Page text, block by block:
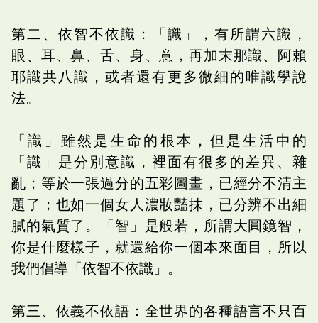
第二、依智不依識：「識」，有所謂六識，
眼、耳、鼻、舌、身、意，再加末那識、阿賴
耶識共八識，或者還有更多微細的唯識學說
法。
「識」雖然是生命的根本，但是生活中的
「識」是分別意識，裡面有很多的差異、雜
亂；等於一張過分的五彩圖畫，已經分不清主
題了；也如一個女人濃妝豔抹，已分辨不出細
膩的氣質了。「智」是般若，所謂大圓鏡智，
你是什麼樣子，就還給你一個本來面目，所以
我們倡導「依智不依識」。
第三、依義不依語：全世界的各種語言不只百